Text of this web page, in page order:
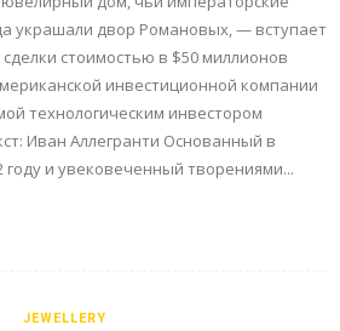
украшали двор Романовых, — вступает
стоимостью в $50 миллионов
инвестиционной компании
технологическим инвестором
Иван Аллегранти Основанный в
году и увековеченный творениями...
JEWELLERY